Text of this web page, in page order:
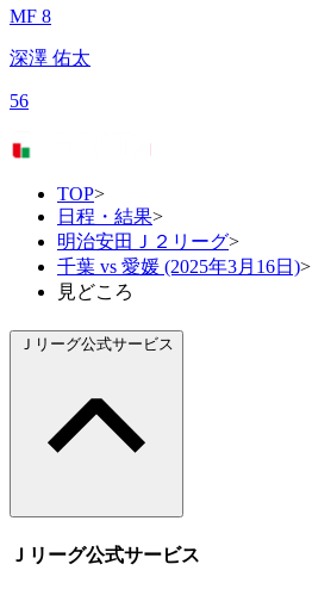
MF 8
深澤 佑太
56
TOP>
日程・結果>
明治安田Ｊ２リーグ>
千葉 vs 愛媛 (2025年3月16日)>
見どころ
Ｊリーグ公式サービス
Ｊリーグ公式サービス